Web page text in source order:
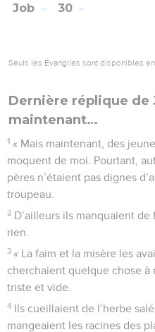
Job 30
Seuls les Évangiles sont disponibles
Dernière réplique de
maintenant…
1 « Mais maintenant, des
moquent de moi. Pourtant,
pères n’étaient pas dignes
troupeau.
2 D’ailleurs ils manquaient de
rien.
3 « La faim et la misère les
cherchaient quelque chose à
triste et vide.
4 Ils cueillaient de l’herbe
mangeaient les racines des